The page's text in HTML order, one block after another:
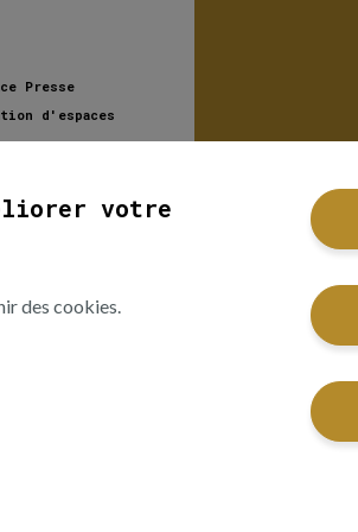
Presse
d'espaces
votre
des cookies.